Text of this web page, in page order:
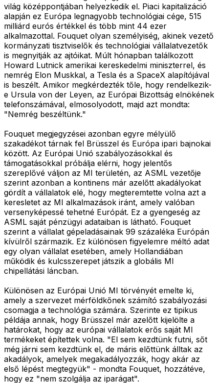
világ középpontjában helyezkedik el. Piaci kapitalizáció
alapján ez Európa legnagyobb technológiai cége, 515
milliárd eurós értékkel és több mint 44 ezer
alkalmazottal. Fouquet olyan személyiség, akinek vezető
kormányzati tisztviselők és technológiai vállalatvezetők
is megnyitják az ajtóikat. Múlt hónapban találkozott
Howard Lutnick amerikai kereskedelmi miniszterrel, és
nemrég Elon Muskkal, a Tesla és a SpaceX alapítójával
is beszélt. Amikor megkérdezték tőle, hogy rendelkezik-
e Ursula von der Leyen, az Európai Bizottság elnökének
telefonszámával, elmosolyodott, majd azt mondta:
"Nemrég beszéltünk."
Fouquet megjegyzései azonban egyre mélyülő
szakadékot tárnak fel Brüsszel és Európa ipari bajnokai
között. Az Európai Unió szabályozásokkal és
támogatásokkal próbálja elérni, hogy jelentős
szereplővé váljon az MI területén, az ASML vezetője
szerint azonban a kontinens már azelőtt akadályokat
gördít a vállalatok elé, hogy megteremtette volna azt a
keresletet az MI alkalmazások iránt, amely valóban
versenyképessé tehetné Európát. Ez a gyengeség az
ASML saját pénzügyi adataiban is látható. Fouquet
szerint a vállalat gépeladásainak 99 százaléka Európán
kívülről származik. Ez különösen figyelemre méltó adat
egy olyan vállalat esetében, amely Hollandiában
működik és kulcsszerepet játszik a globális MI
chipellátási láncban.
Különösen az Európai Unió MI törvényét emelte ki,
amely a szervezet mérföldkőnek számító szabályozási
csomagja a technológia számára. Szerinte ez tipikus
példája annak, hogy Brüsszel már azelőtt kijelölte a
határokat, hogy az európai vállalatok erős saját MI
termékeket építettek volna. "El sem kezdtünk futni, sőt
még járni sem kezdtünk el, de máris előttünk álltak az
akadályok, amelyek megakadályozzák, hogy akár az
első lépést megtegyük" - mondta Fouquet, hozzátéve,
hogy ez "nem szolgálja az iparágat".